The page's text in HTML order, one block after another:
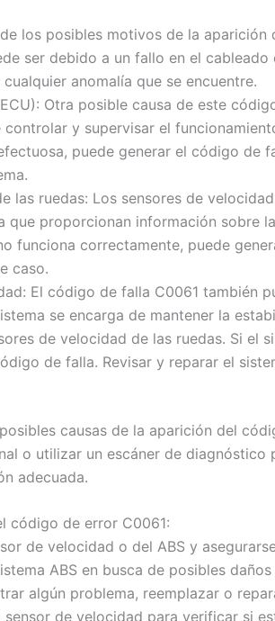
los posibles motivos de la
ser debido a un fallo en el
anomalía que se encuentre.
Otra posible causa de este
y supervisar el
puede generar el código de
las ruedas: Los sensores de
que proporcionan información sobre
funciona correctamente, puede
caso.
El código de falla C0061 también
se encarga de mantener la
de velocidad de las ruedas. Si el
de falla. Revisar y reparar el
causas de la aparición del
o utilizar un escáner de diagnóstico
adecuada.
código de error C0061:
de velocidad o del ABS y
ABS en busca de posibles
algún problema, reemplazar o
de velocidad para verificar si